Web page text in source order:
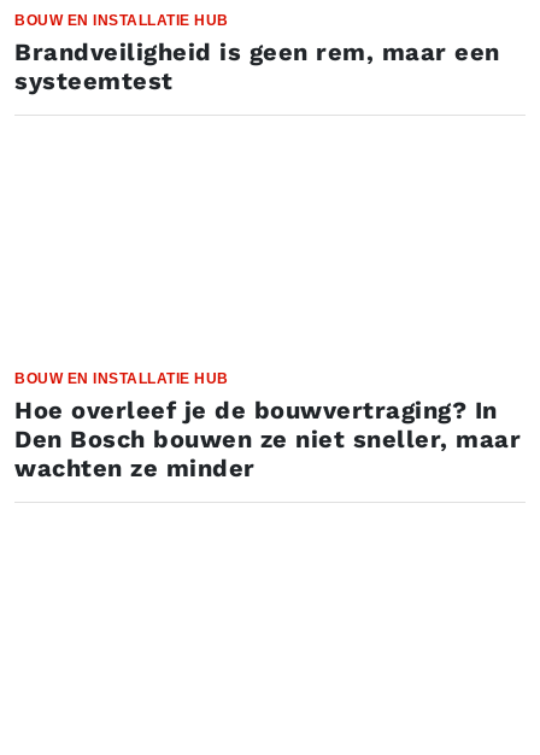
BOUW EN INSTALLATIE HUB
Brandveiligheid is geen rem, maar een
systeemtest
BOUW EN INSTALLATIE HUB
Hoe overleef je de bouwvertraging? In
Den Bosch bouwen ze niet sneller, maar
wachten ze minder